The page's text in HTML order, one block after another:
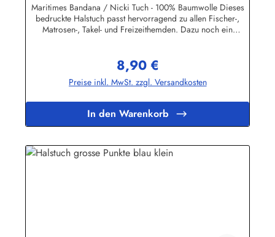
Maritimes Bandana / Nicki Tuch - 100% Baumwolle Dieses
bedruckte Halstuch passt hervorragend zu allen Fischer-,
Matrosen-, Takel- und Freizeithemden. Dazu noch ein
GmbHHeglitzer Str. 1226409 Wittmundinfo@modas-
bekleidung.de
Regulärer Preis:
8,90 €
Preise inkl. MwSt. zzgl. Versandkosten
In den Warenkorb